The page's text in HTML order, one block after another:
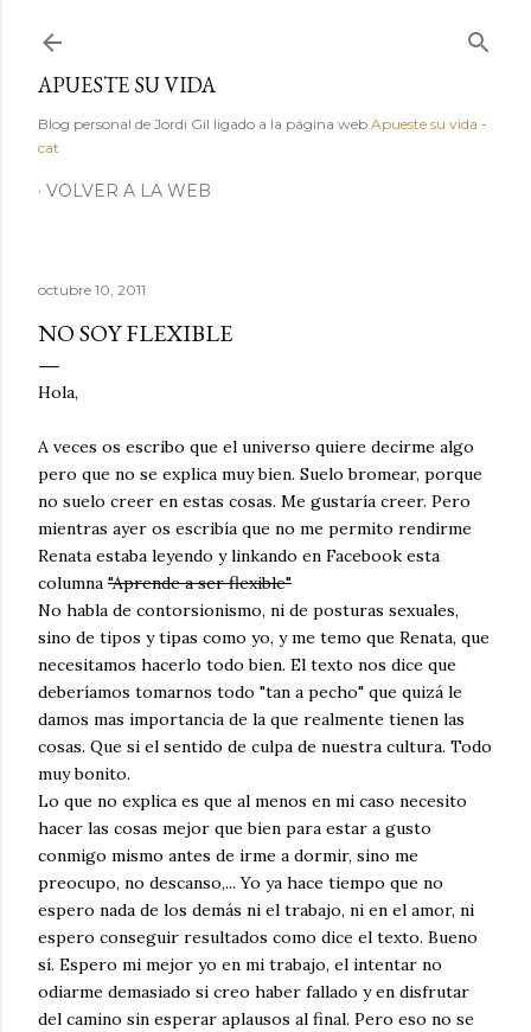
APUESTE SU VIDA
Blog personal de Jordi Gil ligado a la página web Apueste su vida -
cat
VOLVER A LA WEB
octubre 10, 2011
NO SOY FLEXIBLE
Hola,
A veces os escribo que el universo quiere decirme algo
pero que no se explica muy bien. Suelo bromear, porque
no suelo creer en estas cosas. Me gustaría creer. Pero
mientras ayer os escribía que no me permito rendirme
Renata estaba leyendo y linkando en Facebook esta
columna "Aprende a ser flexible"
No habla de contorsionismo, ni de posturas sexuales,
sino de tipos y tipas como yo, y me temo que Renata, que
necesitamos hacerlo todo bien. El texto nos dice que
deberíamos tomarnos todo "tan a pecho" que quizá le
damos mas importancia de la que realmente tienen las
cosas. Que si el sentido de culpa de nuestra cultura. Todo
muy bonito.
Lo que no explica es que al menos en mi caso necesito
hacer las cosas mejor que bien para estar a gusto
conmigo mismo antes de irme a dormir, sino me
preocupo, no descanso,... Yo ya hace tiempo que no
espero nada de los demás ni el trabajo, ni en el amor, ni
espero conseguir resultados como dice el texto. Bueno
sí. Espero mi mejor yo en mi trabajo, el intentar no
odiarme demasiado si creo haber fallado y en disfrutar
del camino sin esperar aplausos al final. Pero eso no se